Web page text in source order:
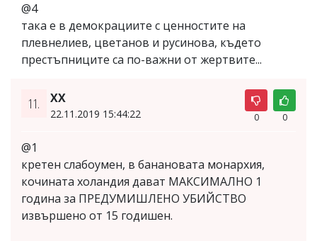
@4
така е в демокрациите с ценностите на
плевнелиев, цветанов и руcинова, където
престъпниците са по-важни от жертвите...
11. ХХ
22.11.2019 15:44:22 0 0
@1
кретен слабоумен, в банановата монархия,
кочината холандия дават МАКСИМАЛНО 1
година за ПРЕДУМИШЛЕНО УБИЙСТВО
извършено от 15 годишен.